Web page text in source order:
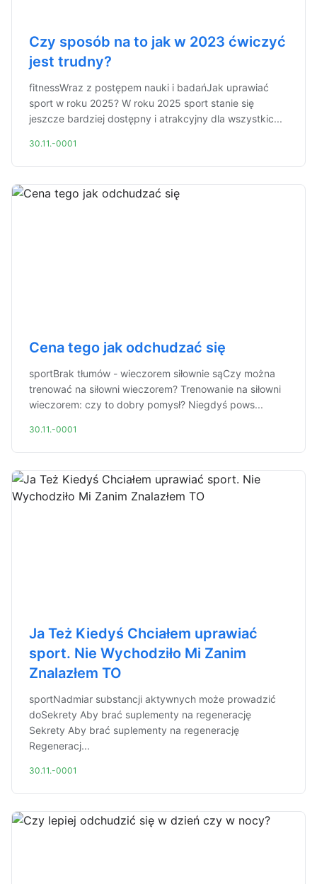
Czy sposób na to jak w 2023 ćwiczyć
jest trudny?
fitnessWraz z postępem nauki i badańJak uprawiać
sport w roku 2025? W roku 2025 sport stanie się
jeszcze bardziej dostępny i atrakcyjny dla wszystkic...
30.11.-0001
Cena tego jak odchudzać się
sportBrak tłumów - wieczorem siłownie sąCzy można
trenować na siłowni wieczorem? Trenowanie na siłowni
wieczorem: czy to dobry pomysł? Niegdyś pows...
30.11.-0001
Ja Też Kiedyś Chciałem uprawiać
sport. Nie Wychodziło Mi Zanim
Znalazłem TO
sportNadmiar substancji aktywnych może prowadzić
doSekrety Aby brać suplementy na regenerację
Sekrety Aby brać suplementy na regenerację
Regeneracj...
30.11.-0001